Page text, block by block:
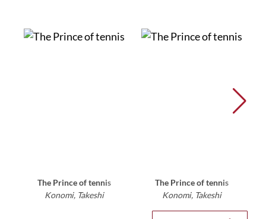
The Prince of tennis
Konomi, Takeshi
The Prince of tennis
Konomi, Takeshi